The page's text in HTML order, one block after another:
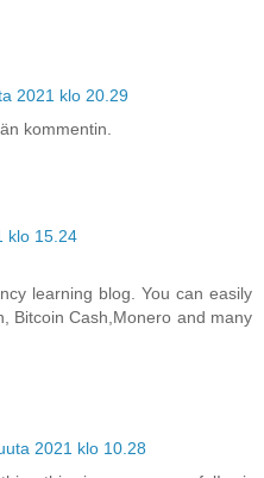
2021 klo 20.29
kommentin.
klo 15.24
learning blog. You can easily
Bitcoin Cash,Monero and many
2021 klo 10.28